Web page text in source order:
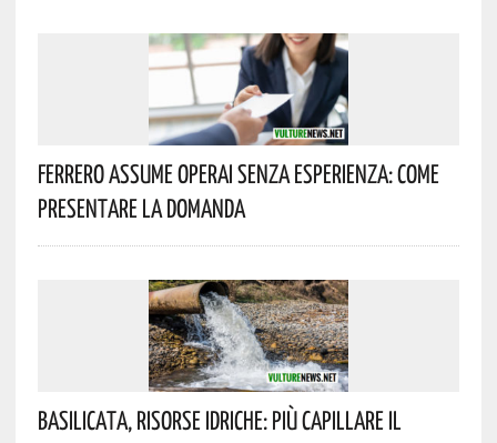
Ferrero Assume Operai Senza Esperienza: Come
Presentare La Domanda
Basilicata, Risorse Idriche: Più Capillare Il